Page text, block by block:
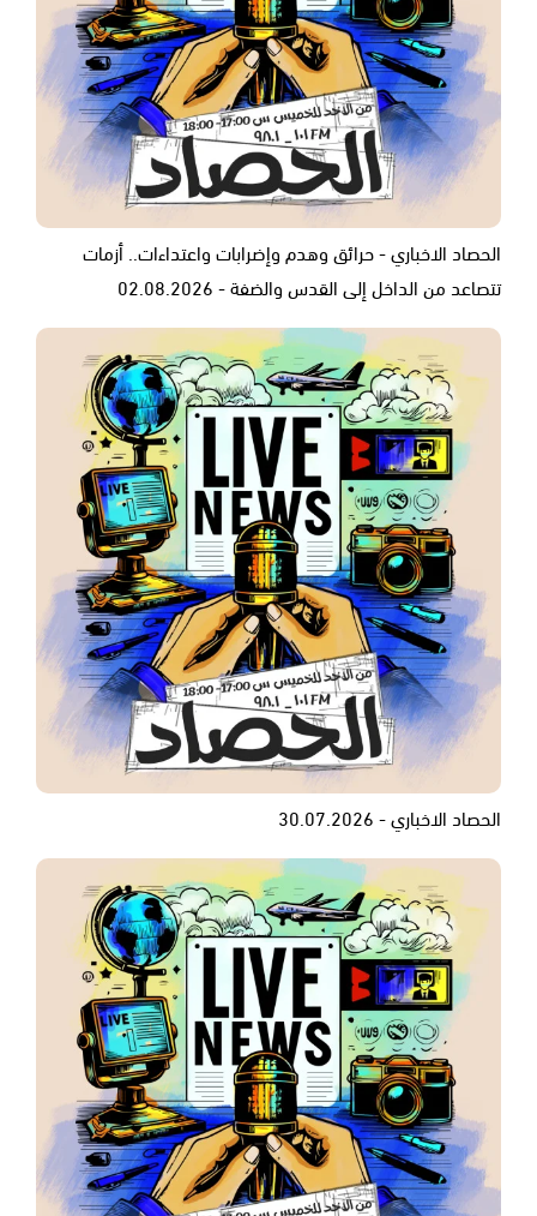
الحصاد الاخباري - حرائق وهدم وإضرابات واعتداءات.. أزمات
تتصاعد من الداخل إلى القدس والضفة - 02.08.2026
الحصاد الاخباري - 30.07.2026